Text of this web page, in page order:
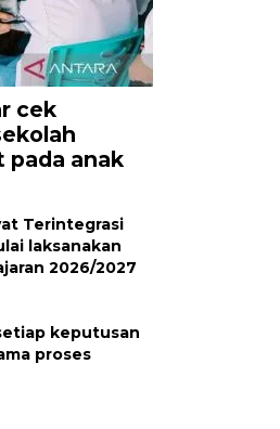
cek
anak
Terintegrasi
laksanakan
2026/2027
keputusan
proses